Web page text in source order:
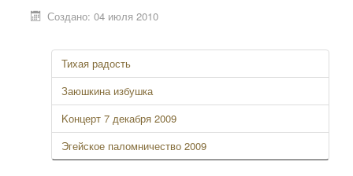
Создано: 04 июля 2010
Тихая радость
Заюшкина избушка
Kонцерт 7 декабря 2009
Эгейское паломничество 2009